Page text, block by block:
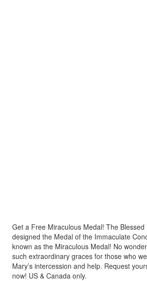
Get a Free Miraculous Medal! The Blessed
designed the Medal of the Immaculate
known as the Miraculous Medal! No
such extraordinary graces for those who
Mary’s intercession and help. Request
now! US & Canada only.